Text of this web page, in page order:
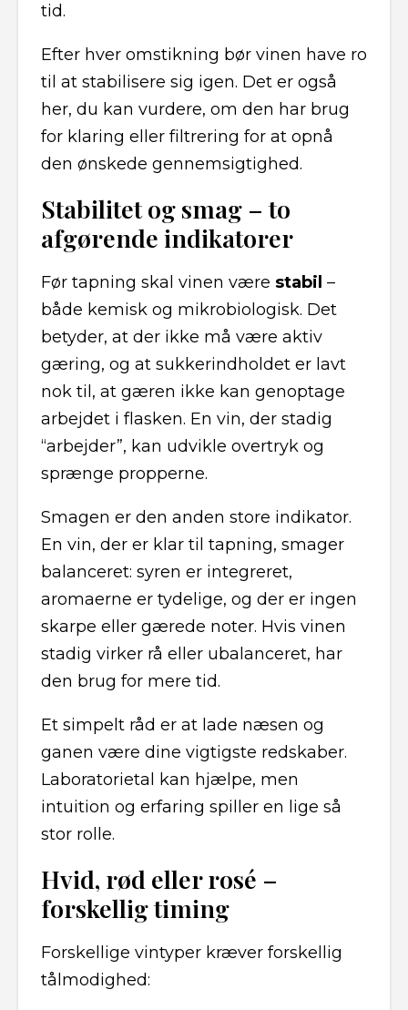
tid.
Efter hver omstikning bør vinen have ro
til at stabilisere sig igen. Det er også
her, du kan vurdere, om den har brug
for klaring eller filtrering for at opnå
den ønskede gennemsigtighed.
Stabilitet og smag – to
afgørende indikatorer
Før tapning skal vinen være stabil –
både kemisk og mikrobiologisk. Det
betyder, at der ikke må være aktiv
gæring, og at sukkerindholdet er lavt
nok til, at gæren ikke kan genoptage
arbejdet i flasken. En vin, der stadig
“arbejder”, kan udvikle overtryk og
sprænge propperne.
Smagen er den anden store indikator.
En vin, der er klar til tapning, smager
balanceret: syren er integreret,
aromaerne er tydelige, og der er ingen
skarpe eller gærede noter. Hvis vinen
stadig virker rå eller ubalanceret, har
den brug for mere tid.
Et simpelt råd er at lade næsen og
ganen være dine vigtigste redskaber.
Laboratorietal kan hjælpe, men
intuition og erfaring spiller en lige så
stor rolle.
Hvid, rød eller rosé –
forskellig timing
Forskellige vintyper kræver forskellig
tålmodighed: